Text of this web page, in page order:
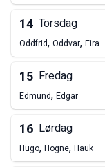
14 Torsdag
Oddfrid, Oddvar, Eira
15 Fredag
Edmund, Edgar
16 Lørdag
Hugo, Hogne, Hauk